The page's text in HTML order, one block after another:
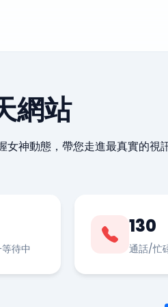
網站
神動態，帶您走進最真實的視
待中
130
通話/忙